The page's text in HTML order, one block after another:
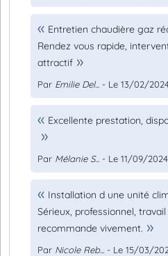
Entretien chaudière gaz
Rendez vous rapide,
attractif
Par Emilie Del... - Le 13/02/
Excellente prestation,
Par Mélanie S... - Le 11/09/
Installation d une unité
Sérieux, professionnel,
recommande vivement.
Par Nicole Reb... - Le 15/03/